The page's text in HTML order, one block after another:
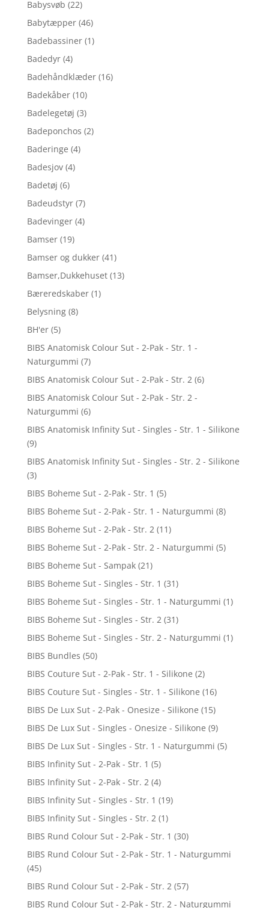
Babysvøb (22)
Babytæpper (46)
Badebassiner (1)
Badedyr (4)
Badehåndklæder (16)
Badekåber (10)
Badelegetøj (3)
Badeponchos (2)
Baderinge (4)
Badesjov (4)
Badetøj (6)
Badeudstyr (7)
Badevinger (4)
Bamser (19)
Bamser og dukker (41)
Bamser,Dukkehuset (13)
Bæreredskaber (1)
Belysning (8)
BH'er (5)
BIBS Anatomisk Colour Sut - 2-Pak - Str. 1 -
Naturgummi (7)
BIBS Anatomisk Colour Sut - 2-Pak - Str. 2 (6)
BIBS Anatomisk Colour Sut - 2-Pak - Str. 2 -
Naturgummi (6)
BIBS Anatomisk Infinity Sut - Singles - Str. 1 - Silikone
(9)
BIBS Anatomisk Infinity Sut - Singles - Str. 2 - Silikone
(3)
BIBS Boheme Sut - 2-Pak - Str. 1 (5)
BIBS Boheme Sut - 2-Pak - Str. 1 - Naturgummi (8)
BIBS Boheme Sut - 2-Pak - Str. 2 (11)
BIBS Boheme Sut - 2-Pak - Str. 2 - Naturgummi (5)
BIBS Boheme Sut - Sampak (21)
BIBS Boheme Sut - Singles - Str. 1 (31)
BIBS Boheme Sut - Singles - Str. 1 - Naturgummi (1)
BIBS Boheme Sut - Singles - Str. 2 (31)
BIBS Boheme Sut - Singles - Str. 2 - Naturgummi (1)
BIBS Bundles (50)
BIBS Couture Sut - 2-Pak - Str. 1 - Silikone (2)
BIBS Couture Sut - Singles - Str. 1 - Silikone (16)
BIBS De Lux Sut - 2-Pak - Onesize - Silikone (15)
BIBS De Lux Sut - Singles - Onesize - Silikone (9)
BIBS De Lux Sut - Singles - Str. 1 - Naturgummi (5)
BIBS Infinity Sut - 2-Pak - Str. 1 (5)
BIBS Infinity Sut - 2-Pak - Str. 2 (4)
BIBS Infinity Sut - Singles - Str. 1 (19)
BIBS Infinity Sut - Singles - Str. 2 (1)
BIBS Rund Colour Sut - 2-Pak - Str. 1 (30)
BIBS Rund Colour Sut - 2-Pak - Str. 1 - Naturgummi
(45)
BIBS Rund Colour Sut - 2-Pak - Str. 2 (57)
BIBS Rund Colour Sut - 2-Pak - Str. 2 - Naturgummi